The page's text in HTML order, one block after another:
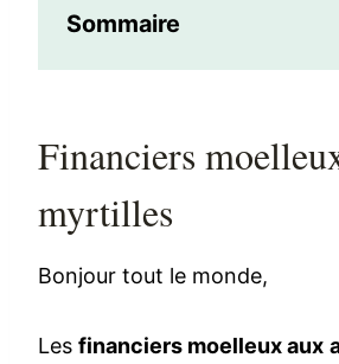
Sommaire
Financiers
myrtilles
Bonjour tout le monde,
Lesfinanciers moelleux aux